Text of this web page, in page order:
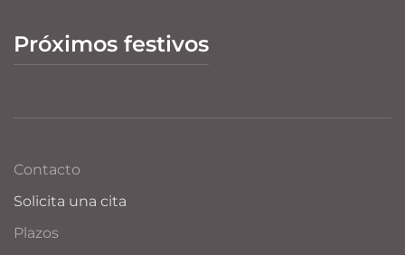
Próximos festivos
Contacto
Solicita una cita
Plazos